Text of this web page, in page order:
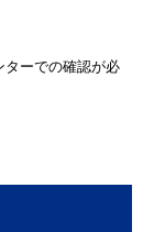
ターでの確認が必